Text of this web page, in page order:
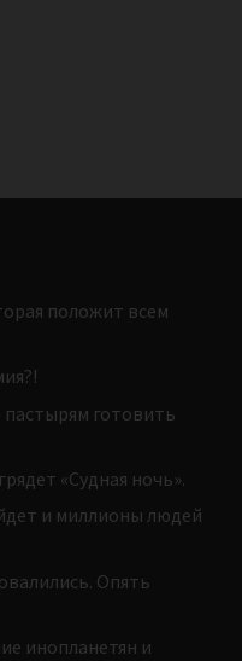
положит всем
готовить
«Судная ночь».
и миллионы людей
Опять
инопланетян и